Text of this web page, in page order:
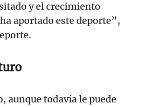
y el crecimiento
aportado este deporte”,
aunque todavía le puede